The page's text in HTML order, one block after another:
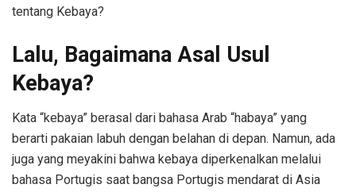
tentang Kebaya?
Lalu, Bagaimana Asal Usul
Kebaya?
Kata “kebaya” berasal dari bahasa Arab “habaya” yang
berarti pakaian labuh dengan belahan di depan. Namun, ada
juga yang meyakini bahwa kebaya diperkenalkan melalui
bahasa Portugis saat bangsa Portugis mendarat di Asia